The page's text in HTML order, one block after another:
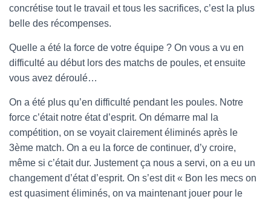
concrétise tout le travail et tous les sacrifices, c’est la plus
belle des récompenses.
Quelle a été la force de votre équipe ? On vous a vu en
difficulté au début lors des matchs de poules, et ensuite
vous avez déroulé…
On a été plus qu’en difficulté pendant les poules. Notre
force c’était notre état d’esprit. On démarre mal la
compétition, on se voyait clairement éliminés après le
3ème match. On a eu la force de continuer, d’y croire,
même si c’était dur. Justement ça nous a servi, on a eu un
changement d’état d’esprit. On s’est dit « Bon les mecs on
est quasiment éliminés, on va maintenant jouer pour le